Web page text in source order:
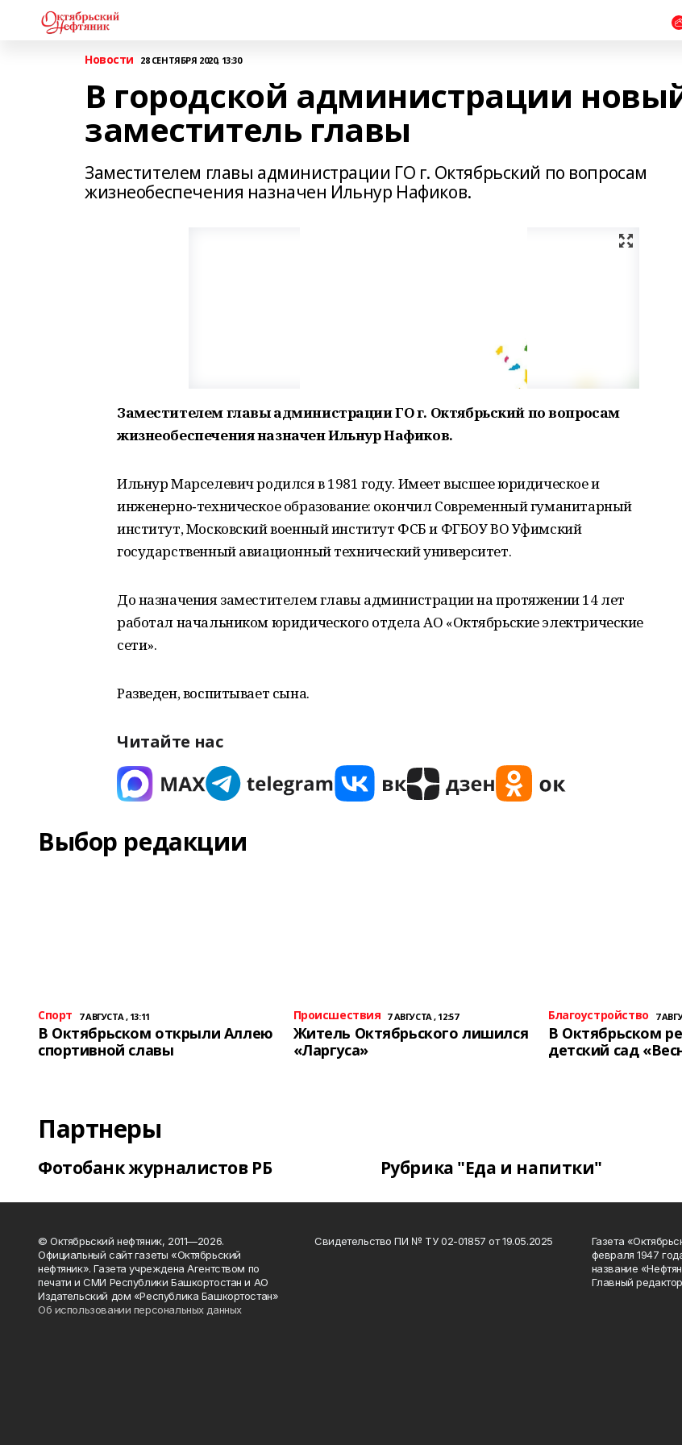
Новости 28 СЕНТЯБРЯ 2020, 13:30
В городской администрации
заместитель главы
Заместителем главы администрации ГО г. Октябрьский по вопросам
жизнеобеспечения назначен Ильнур Нафиков.
Заместителем главы администрации ГО г. Октябрьский по вопросам
жизнеобеспечения назначен Ильнур Нафиков.
Ильнур Марселевич родился в 1981 году. Имеет высшее юридическое и
инженерно‑техническое образование: окончил Современный гуманитарный
институт, Московский военный институт ФСБ и ФГБОУ ВО Уфимский
государственный авиационный технический университет.
До назначения заместителем главы администрации на протяжении 14 лет
работал начальником юридического отдела АО «Октябрьские электрические
сети».
Разведен, воспитывает сына.
Читайте нас
Выбор редакции
Спорт 7 АВГУСТА , 13:11
В Октябрьском открыли Аллею
спортивной славы
Происшествия 7 АВГУСТА , 12:57
Житель Октябрьского лишился
«Ларгуса»
Благоустройство 7
В Октябрьском
детский сад
Партнеры
Фотобанк журналистов РБ Рубрика "Еда и напитки"
© Октябрьский нефтяник, 2011—2026.
Официальный сайт газеты «Октябрьский
нефтяник». Газета учреждена Агентством по
печати и СМИ Республики Башкортостан и АО
Издательский дом «Республика Башкортостан»
Об использовании персональных данных
Свидетельство ПИ № ТУ 02-01857 от 19.05.2025
Газета
февраля 1947
название
Главный